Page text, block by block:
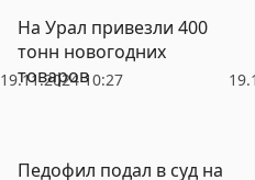
19.11.2024 10:27
На Урал привезли 400
тонн новогодних
товаров
Педофил подал в суд на